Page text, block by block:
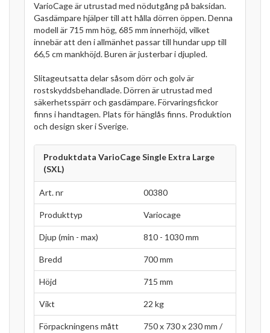
VarioCage är utrustad med nödutgång på baksidan.
Gasdämpare hjälper till att hålla dörren öppen. Denna
modell är 715 mm hög, 685 mm innerhöjd, vilket
innebär att den i allmänhet passar till hundar upp till
66,5 cm mankhöjd. Buren är justerbar i djupled.
Slitageutsatta delar såsom dörr och golv är
rostskyddsbehandlade. Dörren är utrustad med
säkerhetsspärr och gasdämpare. Förvaringsfickor
finns i handtagen. Plats för hänglås finns. Produktion
och design sker i Sverige.
Produktdata VarioCage Single Extra Large
(SXL)
Art. nr 00380
Produkttyp Variocage
Djup (min - max) 810 - 1030 mm
Bredd 700 mm
Höjd 715 mm
Vikt 22 kg
Förpackningens mått 750 x 730 x 230 mm /